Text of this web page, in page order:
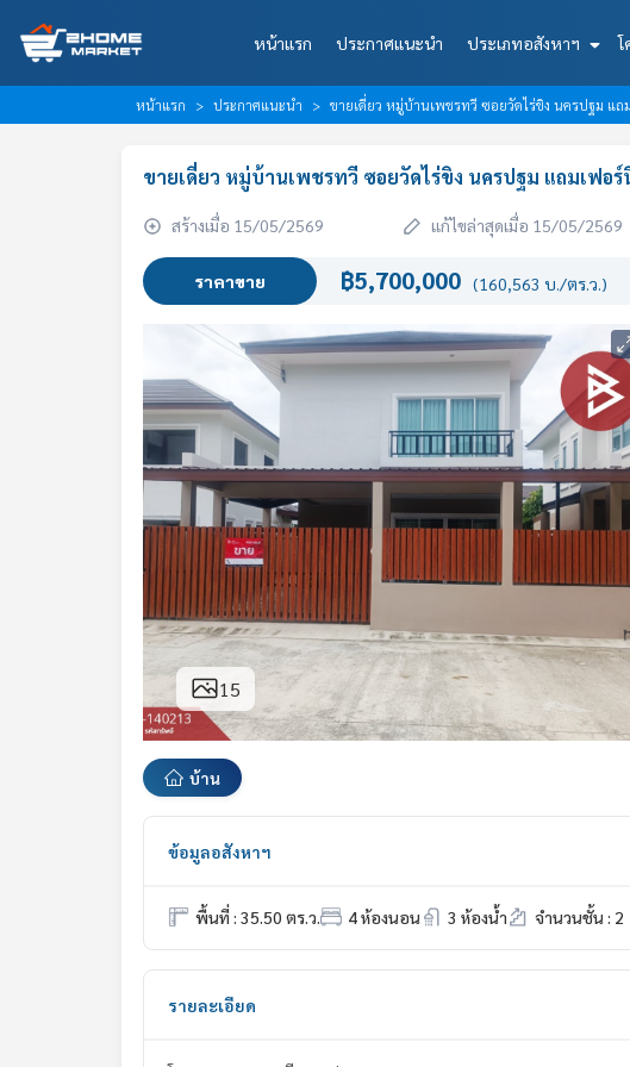
หน้าแรก ประกาศแนะนำ ประเภทอสังหาฯ โ
หน้าแรก ประกาศแนะนำ ขายเดี่ยว หมู่บ้านเพชรทวี ซอยวัดไร่ขิง นครปฐม แถ
ขายเดี่ยว หมู่บ้านเพชรทวี ซอยวัดไร่ขิง นครปฐม แถมเฟอร์
สร้างเมื่อ 15/05/2569 แก้ไขล่าสุดเมื่อ 15/05/2569
ราคาขาย ฿5,700,000 (160,563 บ./ตร.ว.)
15
บ้าน
ข้อมูลอสังหาฯ
พื้นที่ : 35.50 ตร.ว. 4 ห้องนอน 3 ห้องน้ำ จำนวนชั้น : 2
รายละเอียด